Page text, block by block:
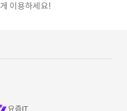
이용하세요!
요즘IT